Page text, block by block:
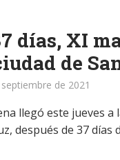
días, XI
de
de 2021
llegó este jueves a
después de 37